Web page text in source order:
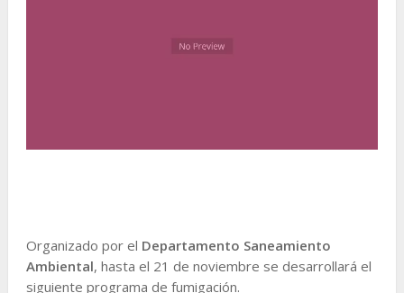
Organizado por el Departamento Saneamiento
Ambiental, hasta el 21 de noviembre se desarrollará el
siguiente programa de fumigación.